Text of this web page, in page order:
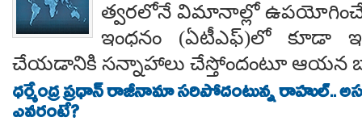
త్వరలోనే విమానాల్లో
ఇంధనం (ఏటీఎఫ్)లో కూడా
చేయడానికి సన్నాహాలు చేస్తోందంటూ ఆయన
ధర్మేంద్ర ప్రధాన్ రాజీనామా సరిపోదంటున్న రాహుల్..
ఎవరంటే?